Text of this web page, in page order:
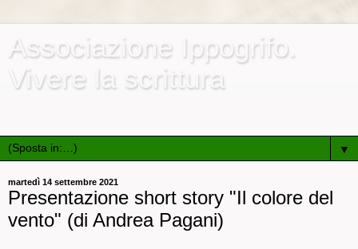
Associazione Ippogrifo.
Vivere la scrittura
▼
martedì 14 settembre 2021
Presentazione short story "Il colore del
vento" (di Andrea Pagani)